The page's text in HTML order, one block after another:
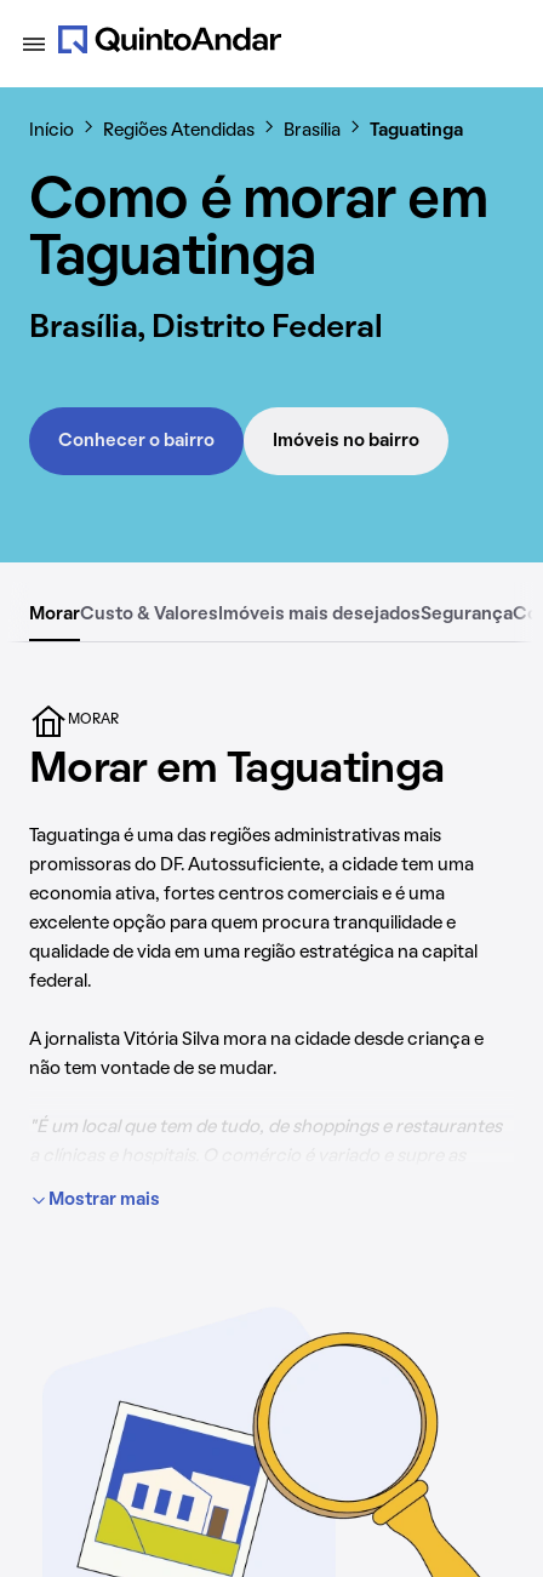
Início Regiões Atendidas Brasília Taguatinga
Como é morar em
Taguatinga
Brasília, Distrito Federal
Conhecer o bairro Imóveis no bairro
MorarCusto & Valores Imóveis mais desejadosSegurança
MORAR
Morar em Taguatinga
Taguatinga é uma das regiões administrativas mais
promissoras do DF. Autossuficiente, a cidade tem uma
economia ativa, fortes centros comerciais e é uma
excelente opção para quem procura tranquilidade e
qualidade de vida em uma região estratégica na capital
federal.
A jornalista Vitória Silva mora na cidade desde criança e
não tem vontade de se mudar.
"É um local que tem de tudo, de shoppings e restaurantes
É possível encontrar imóveis dos mais variados padrões,
desde casas e apartamentos mais simples a opções com
infraestrutura e lazer completo em condomínios fechados,
com acesso a piscina, churrasqueira, áreas de lazer e
parquinho, abarcando um padrão que vai de classe média
até alto luxo.
Mostrar mais